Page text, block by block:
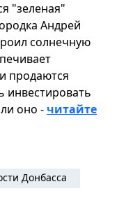
"зеленая"
Андрей
солнечную
продаются
инвестировать
оно - читайте
Донбасса